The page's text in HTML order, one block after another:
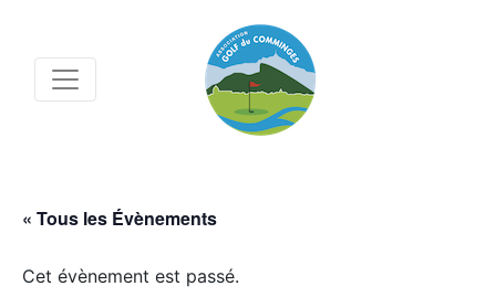
« Tous les Évènements
Cet évènement est passé.